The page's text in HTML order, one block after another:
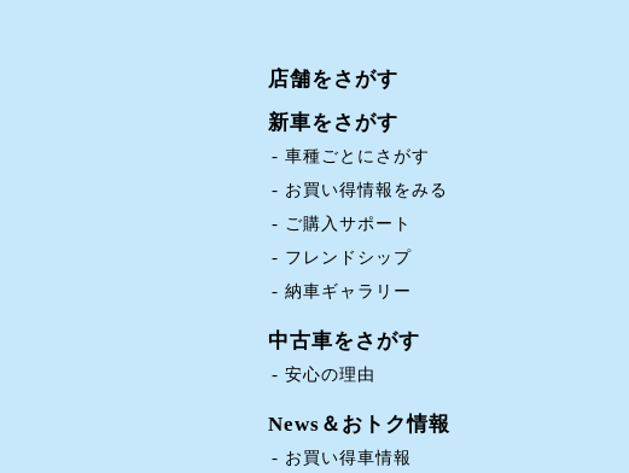
店舗をさがす
新車をさがす
車種ごとにさがす
お買い得情報をみる
ご購入サポート
フレンドシップ
納車ギャラリー
中古車をさがす
安心の理由
News＆おトク情報
お買い得車情報